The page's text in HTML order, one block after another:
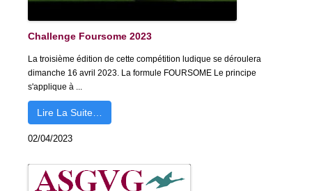
Challenge Foursome 2023
La troisième édition de cette compétition ludique se déroulera
dimanche 16 avril 2023. La formule FOURSOME Le principe
s'applique à ...
Lire La Suite…
02/04/2023